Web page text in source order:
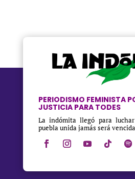
PERIODISMO FEMINISTA
JUSTICIA PARA TODES
La indómita llegó para
puebla unida jamás será